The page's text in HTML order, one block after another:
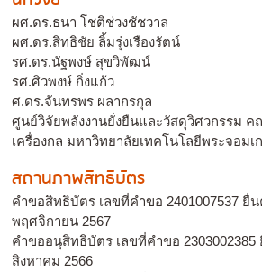
ผศ.ดร.ธนา โชติช่วงชัชวาล
ผศ.ดร.สิทธิชัย ลิ้มรุ่งเรืองรัตน์
รศ.ดร.นัฐพงษ์ สุขวิพัฒน์
รศ.ศิวพงษ์ กิ่งแก้ว
ศ.ดร.จันทรพร ผลากรกุล
ศูนย์วิจัยพลังงานยั่งยืนและวัสดุวิศวกรรม ค
เครื่องกล มหาวิทยาลัยเทคโนโลยีพระจอมเ
สถานภาพสิทธิบัตร
คำขอสิทธิบัตร เลขที่คำขอ 2401007537 ยื่
พฤศจิกายน 2567
คำขออนุสิทธิบัตร เลขที่คำขอ
สิงหาคม 2566